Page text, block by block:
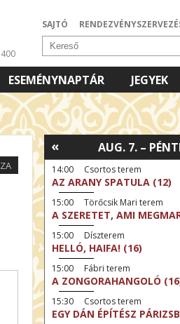
SAJTÓ
ESEMÉNYNAPTÁR
JEGYEK
AUG. 7. –
«
14:00 Csortos terem
AZ ARANY SPATULA (12)
15:00 Törőcsik Mari terem
A SZERETET, AMI
15:00 Díszterem
HELLÓ, HAIFA! (16)
15:00 Fábri terem
A ZONGORAHANGOLÓ
15:30 Csortos terem
EGY DÁN ÉPÍTÉSZ